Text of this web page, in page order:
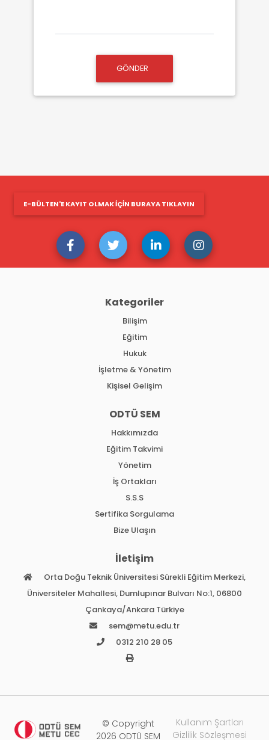
GÖNDER
E-BÜLTEN'E KAYIT OLMAK IÇIN BURAYA TIKLAYIN
Kategoriler
Bilişim
Eğitim
Hukuk
İşletme & Yönetim
Kişisel Gelişim
ODTÜ SEM
Hakkımızda
Eğitim Takvimi
Yönetim
İş Ortakları
S.S.S
Sertifika Sorgulama
Bize Ulaşın
İletişim
Orta Doğu Teknik Üniversitesi Sürekli Eğitim Merkezi,
Üniversiteler Mahallesi, Dumlupınar Bulvarı No:1, 06800
Çankaya/Ankara Türkiye
sem@metu.edu.tr
0312 210 28 05
© Copyright
2026 ODTÜ SEM
Kullanım Şartları
Gizlilik Sözleşmesi